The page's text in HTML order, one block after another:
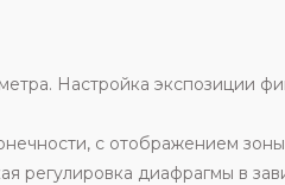
Настройка экспозиции
с отображением
регулировка диафрагмы в